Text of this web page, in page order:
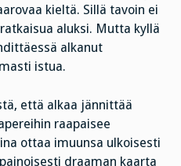
kieltä. Sillä tavoin ei
aluksi. Mutta kyllä
alkanut
istua.
että alkaa jännittää
raapaisee
ottaa imuunsa ulkoisesti
draaman kaarta